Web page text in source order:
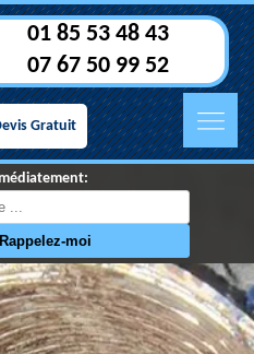
01 85 53 48 43
07 67 50 99 52
Gratuit